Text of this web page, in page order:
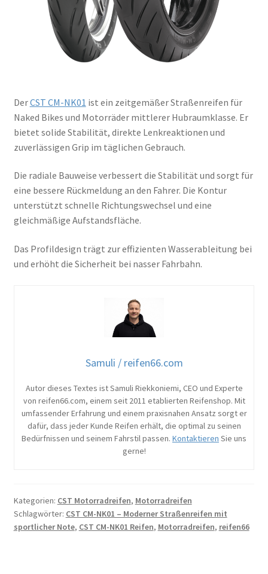
DerCST CM-NK01 ist ein zeitgemäßer Straßenreifen für
Naked Bikes und Motorräder mittlerer Hubraumklasse. Er
bietet solide Stabilität, direkte Lenkreaktionen und
zuverlässigen Grip im täglichen Gebrauch.
Die radiale Bauweise verbessert die Stabilität und sorgt für
eine bessere Rückmeldung an den Fahrer. Die Kontur
unterstützt schnelle Richtungswechsel und eine
gleichmäßige Aufstandsfläche.
Das Profildesign trägt zur effizienten Wasserableitung bei
und erhöht die Sicherheit bei nasser Fahrbahn.
Samuli / reifen66.com
Autor dieses Textes ist Samuli Riekkoniemi, CEO und Experte
von reifen66.com, einem seit 2011 etablierten Reifenshop. Mit
umfassender Erfahrung und einem praxisnahen Ansatz sorgt er
dafür, dass jeder Kunde Reifen erhält, die optimal zu seinen
Bedürfnissen und seinem Fahrstil passen. Kontaktieren Sie uns
gerne!
Kategorien: CST Motorradreifen, Motorradreifen
Schlagwörter: CST CM-NK01 – Moderner Straßenreifen mit
sportlicher Note, CST CM-NK01 Reifen, Motorradreifen, reifen66